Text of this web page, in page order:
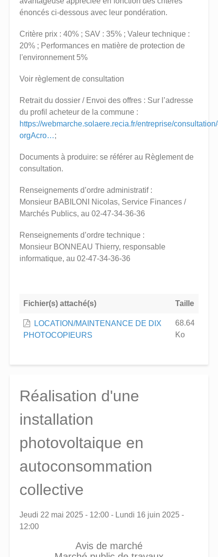
énoncés ci-dessous avec leur pondération.
Critère prix : 40% ; SAV : 35% ; Valeur technique :
20% ; Performances en matière de protection de
l'environnement 5%
Voir règlement de consultation
Retrait du dossier / Envoi des offres : Sur l’adresse
du profil acheteur de la commune :
https://webmarche.solaere.recia.fr/entreprise/
orgAcro…;
Documents à produire: se référer au Règlement de
consultation.
Renseignements d’ordre administratif :
Monsieur BABILONI Nicolas, Service Finances /
Marchés Publics, au 02-47-34-36-36
Renseignements d’ordre technique :
Monsieur BONNEAU Thierry, responsable
informatique, au 02-47-34-36-36
Fichier(s) attaché(s) Taille
LOCATION/MAINTENANCE DE DIX
PHOTOCOPIEURS
68.64
Ko
Réalisation d'une
installation
photovoltaique en
autoconsommation
collective
Jeudi 22 mai 2025 - 12:00 - Lundi 16 juin 2025 -
12:00
Avis de marché